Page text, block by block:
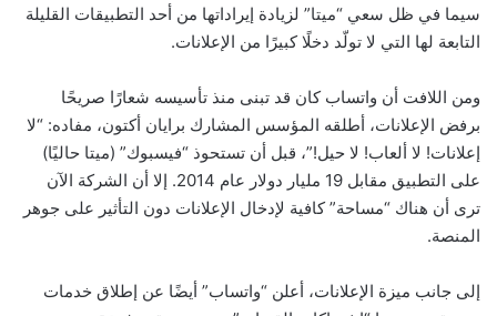
سيما في ظل سعي “ميتا” لزيادة إيراداتها من أحد التطبيقات القليلة
التابعة لها التي لا تولّد دخلًا كبيرًا من الإعلانات.
ومن اللافت أن واتساب كان قد تبنى منذ تأسيسه شعارًا صريحًا
برفض الإعلانات، أطلقه المؤسس المشارك برايان أكتون، مفاده: “لا
إعلانات! لا ألعاب! لا حيل!”، قبل أن تستحوذ “فيسبوك” (ميتا حاليًا)
على التطبيق مقابل 19 مليار دولار عام 2014. إلا أن الشركة الآن
ترى أن هناك “مساحة” كافية لإدخال الإعلانات دون التأثير على جوهر
المنصة.
إلى جانب ميزة الإعلانات، أعلن “واتساب” أيضًا عن إطلاق خدمات